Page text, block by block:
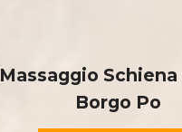
Massaggio
Borgo Po